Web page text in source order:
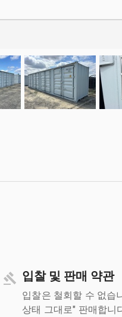
입찰 및 판매 약관
입찰은 철회할 수 없습
상태 그대로" 판매합니